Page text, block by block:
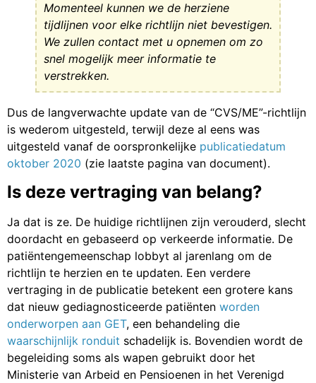
Momenteel kunnen we de herziene
tijdlijnen voor elke richtlijn niet bevestigen.
We zullen contact met u opnemen om zo
snel mogelijk meer informatie te
verstrekken.
Dus de langverwachte update van de “CVS/ME”-richtlijn
is wederom uitgesteld, terwijl deze al eens was
uitgesteld vanaf de oorspronkelijke publicatiedatum
oktober 2020 (zie laatste pagina van document).
Is deze vertraging van belang?
Ja dat is ze. De huidige richtlijnen zijn verouderd, slecht
doordacht en gebaseerd op verkeerde informatie. De
patiëntengemeenschap lobbyt al jarenlang om de
richtlijn te herzien en te updaten. Een verdere
vertraging in de publicatie betekent een grotere kans
dat nieuw gediagnosticeerde patiënten worden
onderworpen aan GET, een behandeling die
waarschijnlijk ronduit schadelijk is. Bovendien wordt de
begeleiding soms als wapen gebruikt door het
Ministerie van Arbeid en Pensioenen in het Verenigd